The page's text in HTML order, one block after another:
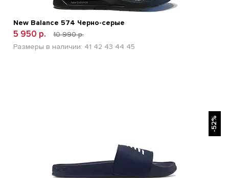
New Balance 574 Черно-серые
5 950 р.
10 990 р.
Размеры в наличии: 41 42 43 44 45
-52%